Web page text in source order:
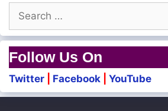
Solladi En Kanmani
Vettaiyaada Thudikiraen
Aanal Vanathin
for:
Follow Us On
Twitter Facebook YouTube